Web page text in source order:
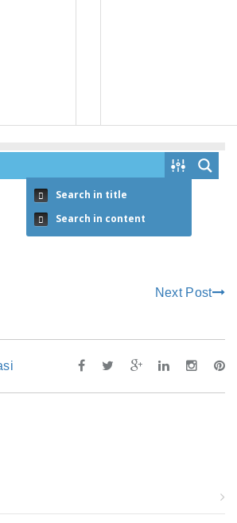
Next Post
Search in title
Search in content